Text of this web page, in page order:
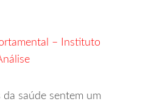
– Instituto
saúde sentem um